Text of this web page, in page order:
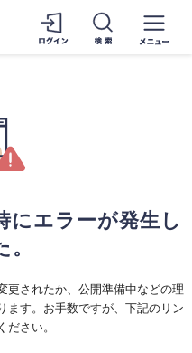
にエラーが発生し
更されたか、公開準備中などの理
ます。お手数ですが、下記のリン
ださい。